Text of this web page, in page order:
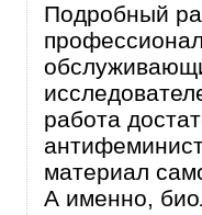
Подробный
работа
материал
А именно,